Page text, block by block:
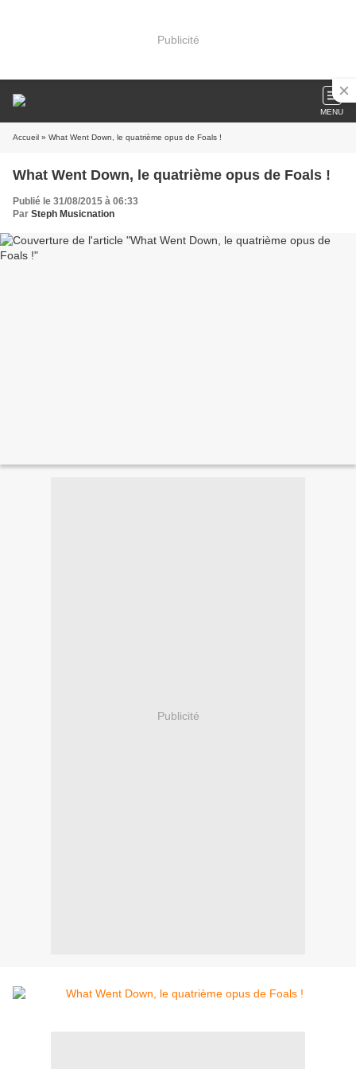
Publicité
MENU
Accueil » What Went Down, le quatrième opus de Foals !
What Went Down, le quatrième opus de Foals !
Publié le 31/08/2015 à 06:33
Par Steph Musicnation
Publicité